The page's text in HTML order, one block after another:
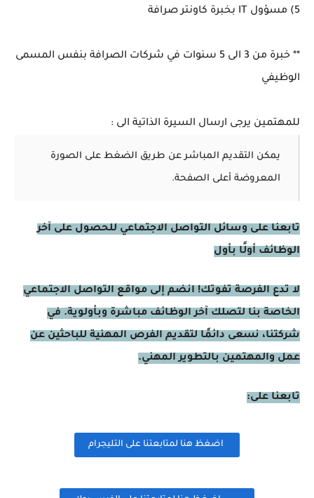
5) مسؤول IT بخبرة كاونتر صرافة
** خبرة من 3 الى 5 سنوات في شركات الصرافة بنفس المسمى
الوظيفي
للمهتمين يرجى ارسال السيرة الذاتية الى :
يمكن التقديم المباشر عن طريق الضغط على الصورة
المعروضة أعلى الصفحة.
تابعنا على وسائل التواصل الاجتماعي للحصول على آخر
الوظائف أولًا بأول
لا تدع الفرصة تفوتك! انضم إلى مواقع التواصل الاجتماعي
الخاصة بنا لتصلك آخر الوظائف مباشرة وبأولوية. في
شركتنا، نسعى دائمًا لتقديم الفرص المهنية للباحثين عن
عمل والمهتمين بالتطوير المهني.
تابعنا على:
اضغظ هنا لمتابعتنا على التليجرام